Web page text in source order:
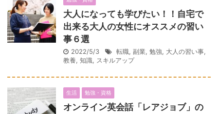
大人になっても学びたい！！自宅で
出来る大人の女性にオススメの習い
事６選
2022/5/3 転職, 副業, 勉強, 大人の習い事,
教養, 知識, スキルアップ
生活 勉強・資格
オンライン英会話「レアジョブ」の